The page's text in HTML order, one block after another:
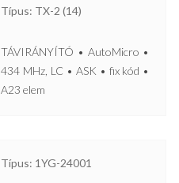
Típus: TX-2 (14)
TÁVIRÁNYÍTÓ • AutoMicro •
434 MHz, LC • ASK • fix kód •
A23 elem
Típus: 1YG-24001